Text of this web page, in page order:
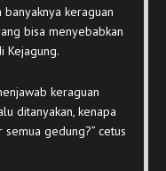
banyaknya keraguan
bisa menyebabkan
Kejagung.
keraguan
ditanyakan, kenapa
gedung?” cetus